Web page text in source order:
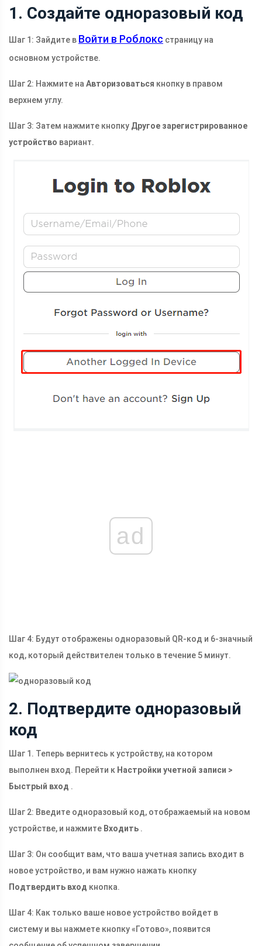
1. Создайте одноразовый код
Шаг 1: Зайдите в Войти в Роблокс страницу на
основном устройстве.
Шаг 2: Нажмите на Авторизоваться кнопку в правом
верхнем углу.
Шаг 3: Затем нажмите кнопку Другое зарегистрированное
устройство вариант.
ad
Шаг 4: Будут отображены одноразовый QR-код и 6-значный
код, который действителен только в течение 5 минут.
2. Подтвердите одноразовый
код
Шаг 1. Теперь вернитесь к устройству, на котором
выполнен вход. Перейти к Настройки учетной записи >
Быстрый вход .
Шаг 2: Введите одноразовый код, отображаемый на новом
устройстве, и нажмите Входить .
Шаг 3: Он сообщит вам, что ваша учетная запись входит в
новое устройство, и вам нужно нажать кнопку
Подтвердить вход кнопка.
Шаг 4: Как только ваше новое устройство войдет в
систему и вы нажмете кнопку «Готово», появится